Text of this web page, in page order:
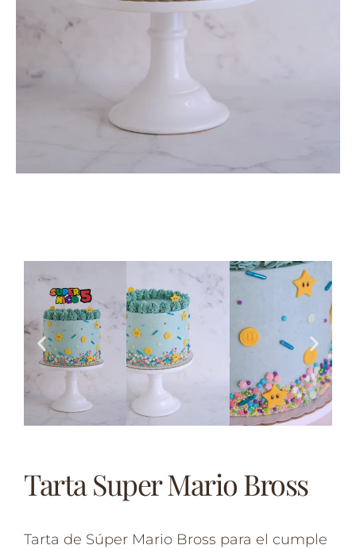
Tarta Super Mario Bross
Tarta de Súper Mario Bross para el cumple